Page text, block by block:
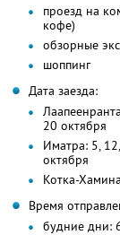
проезд на
кофе)
обзорные
шоппинг
Дата заезда:
20 октября
Иматра: 5,
октября
Котка-
Время
будние дни: